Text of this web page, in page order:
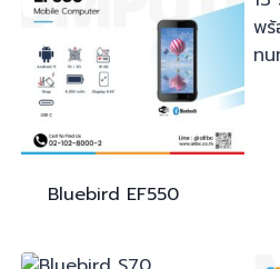
Bluebird EF550